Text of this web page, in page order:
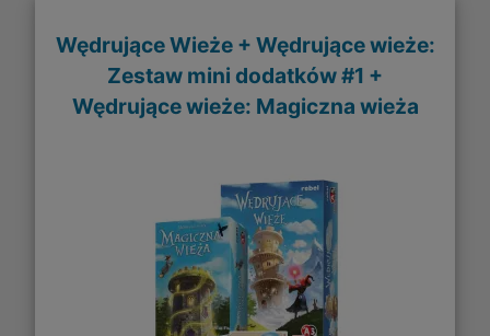
Wędrujące Wieże + Wędrujące wieże:
Zestaw mini dodatków #1 +
Wędrujące wieże: Magiczna wieża